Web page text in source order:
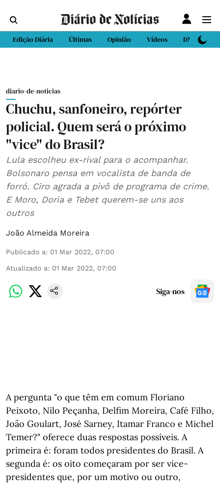
Edição Diária Últimas Opinião Vídeos DN Sport
diario-de-noticias
Chuchu, sanfoneiro, repórter
policial. Quem será o próximo
"vice" do Brasil?
Lula escolheu ex-rival para o acompanhar.
Bolsonaro pensa em vocalista de banda de
forró. Ciro agrada a pivô de programa de crime.
E Moro, Doria e Tebet querem-se uns aos
outros
João Almeida Moreira
Publicado a: 01 Mar 2022, 07:00
Atualizado a: 01 Mar 2022, 07:00
Siga-nos
A pergunta "o que têm em comum Floriano
Peixoto, Nilo Peçanha, Delfim Moreira, Café Filho,
João Goulart, José Sarney, Itamar Franco e Michel
Temer?" oferece duas respostas possíveis. A
primeira é: foram todos presidentes do Brasil. A
segunda é: os oito começaram por ser vice-
presidentes que, por um motivo ou outro,